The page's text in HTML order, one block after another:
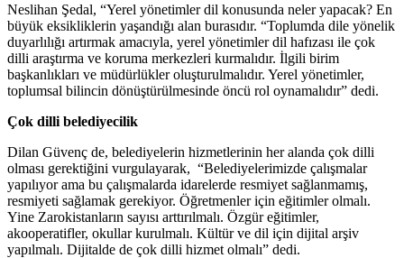
Neslihan Şedal, “Yerel yönetimler dil konusunda neler yapacak? En
büyük eksikliklerin yaşandığı alan burasıdır. “Toplumda dile yönelik
duyarlılığı artırmak amacıyla, yerel yönetimler dil hafızası ile çok
dilli araştırma ve koruma merkezleri kurmalıdır. İlgili birim
başkanlıkları ve müdürlükler oluşturulmalıdır. Yerel yönetimler,
toplumsal bilincin dönüştürülmesinde öncü rol oynamalıdır” dedi.
Çok dilli belediyecilik
Dilan Güvenç de, belediyelerin hizmetlerinin her alanda çok dilli
olması gerektiğini vurgulayarak, “Belediyelerimizde çalışmalar
yapılıyor ama bu çalışmalarda idarelerde resmiyet sağlanmamış,
resmiyeti sağlamak gerekiyor. Öğretmenler için eğitimler olmalı.
Yine Zarokistanların sayısı arttırılmalı. Özgür eğitimler,
akooperatifler, okullar kurulmalı. Kültür ve dil için dijital arşiv
yapılmalı. Dijitalde de çok dilli hizmet olmalı” dedi.